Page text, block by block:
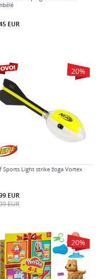
EUR
20%
Sports Light strike žoga Vortex
EUR
EUR
20%